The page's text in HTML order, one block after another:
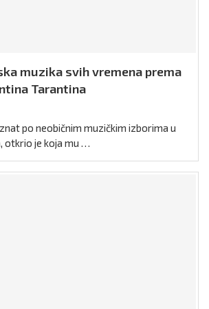
muzika svih vremena prema
Tarantina
po neobičnim muzičkim izborima u
otkrio je koja mu …